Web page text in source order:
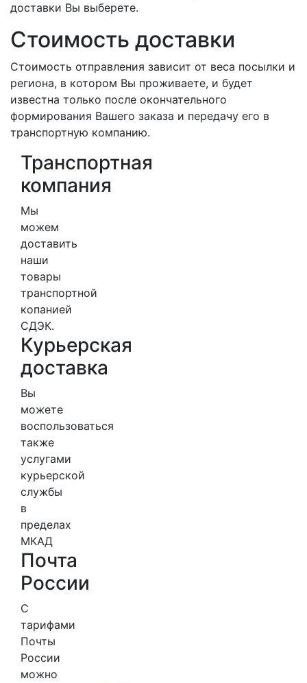
доставки Вы выберете.
Стоимость доставки
Стоимость отправления зависит от веса посылки и
региона, в котором Вы проживаете, и будет
известна только после окончательного
формирования Вашего заказа и передачу его в
транспортную компанию.
Транспортная
компания
Мы
можем
доставить
наши
товары
транспортной
копанией
СДЭК.
Курьерская
доставка
Вы
можете
воспользоваться
также
услугами
курьерской
службы
пределах
МКАД
Почта
России
тарифами
Почты
России
можно